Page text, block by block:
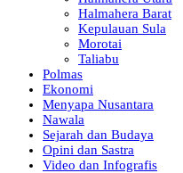
Halmahera Barat
Kepulauan Sula
Morotai
Taliabu
Polmas
Ekonomi
Menyapa Nusantara
Nawala
Sejarah dan Budaya
Opini dan Sastra
Video dan Infografis